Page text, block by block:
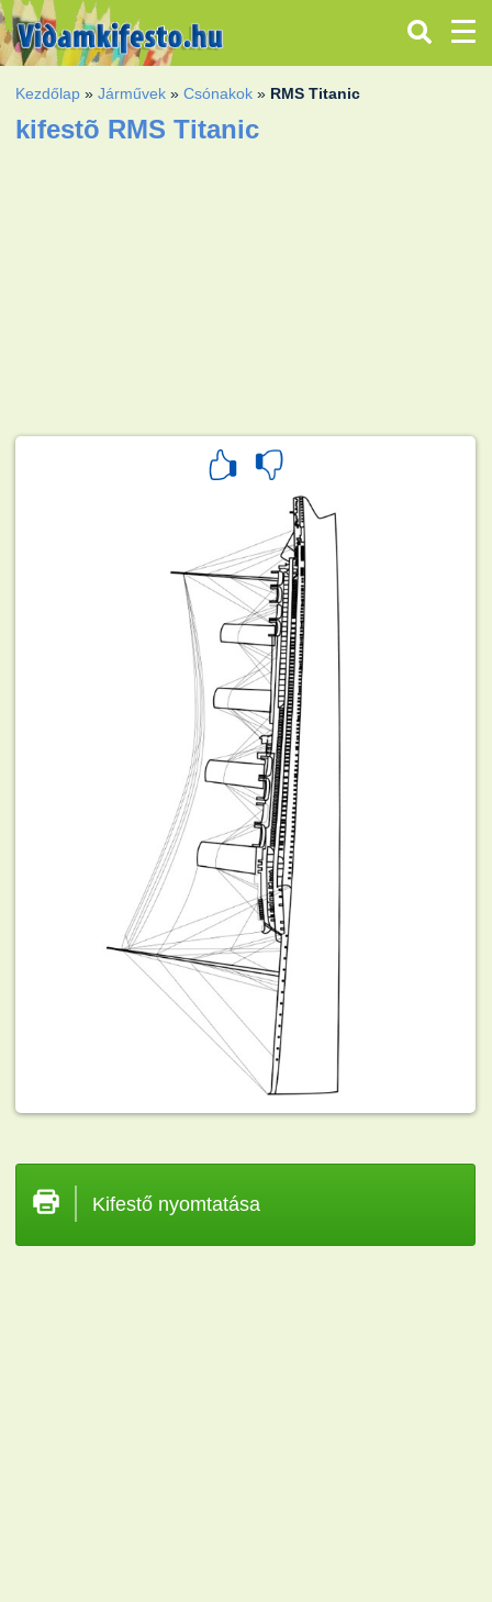
Kezdőlap »Járművek »Csónakok » RMS Titanic
kifestõ RMS Titanic
Kifestő nyomtatása